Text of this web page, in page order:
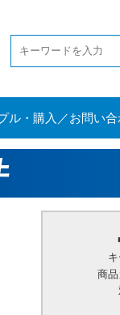
ル・購入／お問い
商